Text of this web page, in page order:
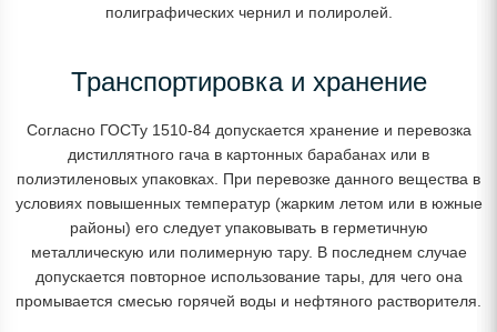
полиграфических чернил и полиролей.
Транспортировка и хранение
Согласно ГОСТу 1510-84 допускается хранение и перевозка
дистиллятного гача в картонных барабанах или в
полиэтиленовых упаковках. При перевозке данного вещества в
условиях повышенных температур (жарким летом или в южные
районы) его следует упаковывать в герметичную
металлическую или полимерную тару. В последнем случае
допускается повторное использование тары, для чего она
промывается смесью горячей воды и нефтяного растворителя.